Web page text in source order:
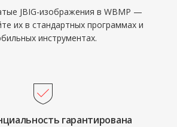
JBIG-изображения в WBMP —
их в стандартных программах и
инструментах.
гарантирована